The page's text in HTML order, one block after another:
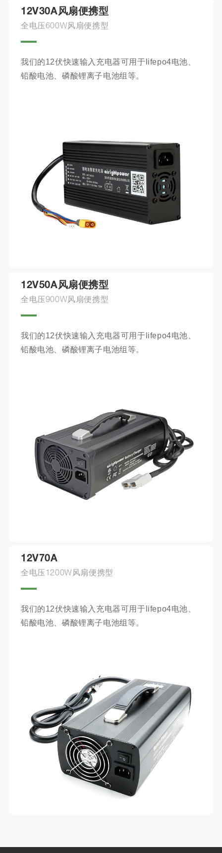
12V30A风扇便携型
全电压600W风扇便携型
我们的12伏快速输入充电器可用于lifepo4电池、
铅酸电池、磷酸锂离子电池组等。
12V50A风扇便携型
全电压900W风扇便携型
我们的12伏快速输入充电器可用于lifepo4电池、
铅酸电池、磷酸锂离子电池组等。
12V70A
全电压1200W风扇便携型
我们的12伏快速输入充电器可用于lifepo4电池、
铅酸电池、磷酸锂离子电池组等。